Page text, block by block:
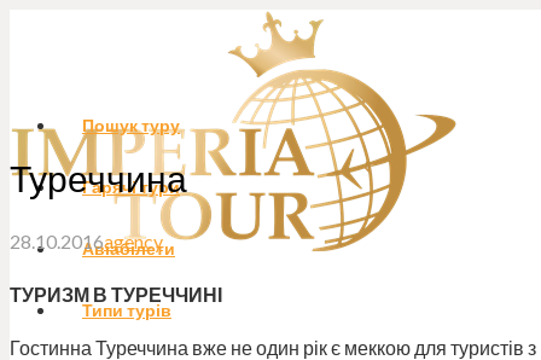
Пошук туру
Гарячі тури
Авіабілети
Типи турів
Туреччина
28.10.2016agency
ТУРИЗМ В ТУРЕЧЧИНІ
Гостинна Туреччина вже не один рік є меккою для туристів